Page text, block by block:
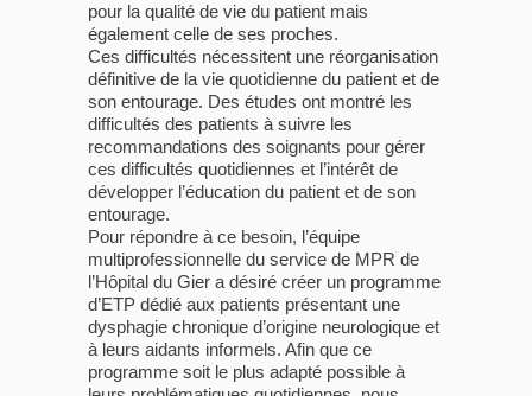
pour la qualité de vie du patient mais
également celle de ses proches.
Ces difficultés nécessitent une réorganisation
définitive de la vie quotidienne du patient et de
son entourage. Des études ont montré les
difficultés des patients à suivre les
recommandations des soignants pour gérer
ces difficultés quotidiennes et l’intérêt de
développer l’éducation du patient et de son
entourage.
Pour répondre à ce besoin, l’équipe
multiprofessionnelle du service de MPR de
l’Hôpital du Gier a désiré créer un programme
d’ETP dédié aux patients présentant une
dysphagie chronique d’origine neurologique et
à leurs aidants informels. Afin que ce
programme soit le plus adapté possible à